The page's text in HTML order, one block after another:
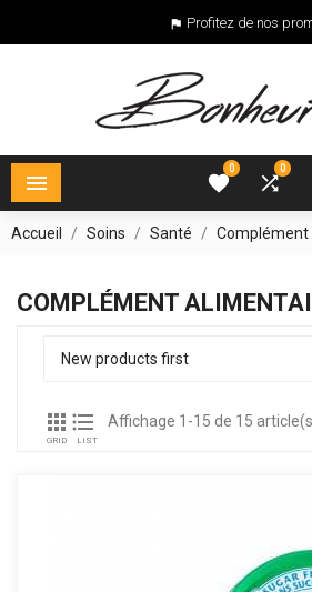
 Profitez de nos
 
0

0
Accueil Soins Santé
COMPLÉMENT
New products first

GRID

LIST
Affichage 1-15 de 15